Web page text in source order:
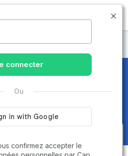
MENU
Manche
et EHPAD
Puits (50250)
comparatif des
connecter
Ou
confirmez accepter le